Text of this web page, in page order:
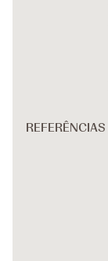
REFERÊNCIAS